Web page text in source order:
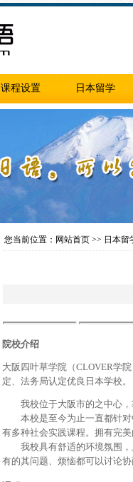
课程设置 日本留学
您当前位置：网站首页 >> 日本留
院校介绍
大阪四叶草学院（CLOVER学
定、法务局认定优良日本学校。
我校位于大阪市的之中心，
本校是至今为止一直都针对
有多种社会实践课程。拥有完
我校具有舒适的环境氛围，
有的其问题、烦恼都可以讨论